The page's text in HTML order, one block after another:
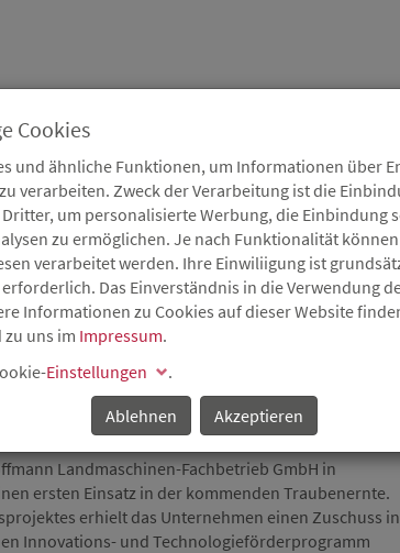
Karriere Service Aktuelles
EINES
ermöglicht
Landmaschinen-Fachbetrieb GmbH in
ersten Einsatz in der kommenden Traubenernte.
erhielt das Unternehmen einen Zuschuss in
Innovations- und Technologieförderprogramm
Cookies
und ähnliche Funktionen, um Informationen über
verarbeiten. Zweck der Verarbeitung ist die
um personalisierte Werbung, die Einbindung
zu ermöglichen. Je nach Funktionalität
verarbeitet werden. Ihre Einwiliigung ist
Das Einverständnis in die Verwendung
Informationen zu Cookies auf dieser Website
zu uns im Impressum.
Einstellungen
.
Ablehnen
Akzeptieren